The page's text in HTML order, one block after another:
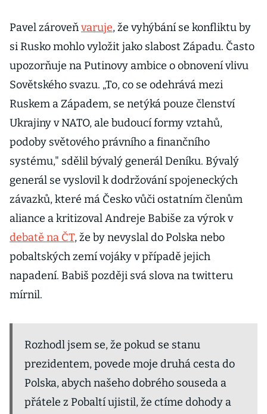
Pavel zároveňvaruje, že vyhýbání se konfliktu by
si Rusko mohlo vyložit jako slabost Západu. Často
upozorňuje na Putinovy ambice o obnovení vlivu
Sovětského svazu. „To, co se odehrává mezi
Ruskem a Západem, se netýká pouze členství
Ukrajiny v NATO, ale budoucí formy vztahů,
podoby světového právního a finančního
systému," sdělil bývalý generál Deníku. Bývalý
generál se vyslovil k dodržování spojeneckých
závazků, které má Česko vůči ostatním členům
aliance a kritizoval Andreje Babiše za výrok v
debatě na ČT, že by nevyslal do Polska nebo
pobaltských zemí vojáky v případě jejich
napadení. Babiš později svá slova na twitteru
mírnil.
Rozhodl jsem se, že pokud se stanu
prezidentem, povede moje druhá cesta do
Polska, abych našeho dobrého souseda a
přátele z Pobaltí ujistil, že ctíme dohody a